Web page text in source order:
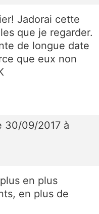
Jadorai cette
que je regarder.
de longue date
que eux non
30/09/2017 à
en plus
en plus de